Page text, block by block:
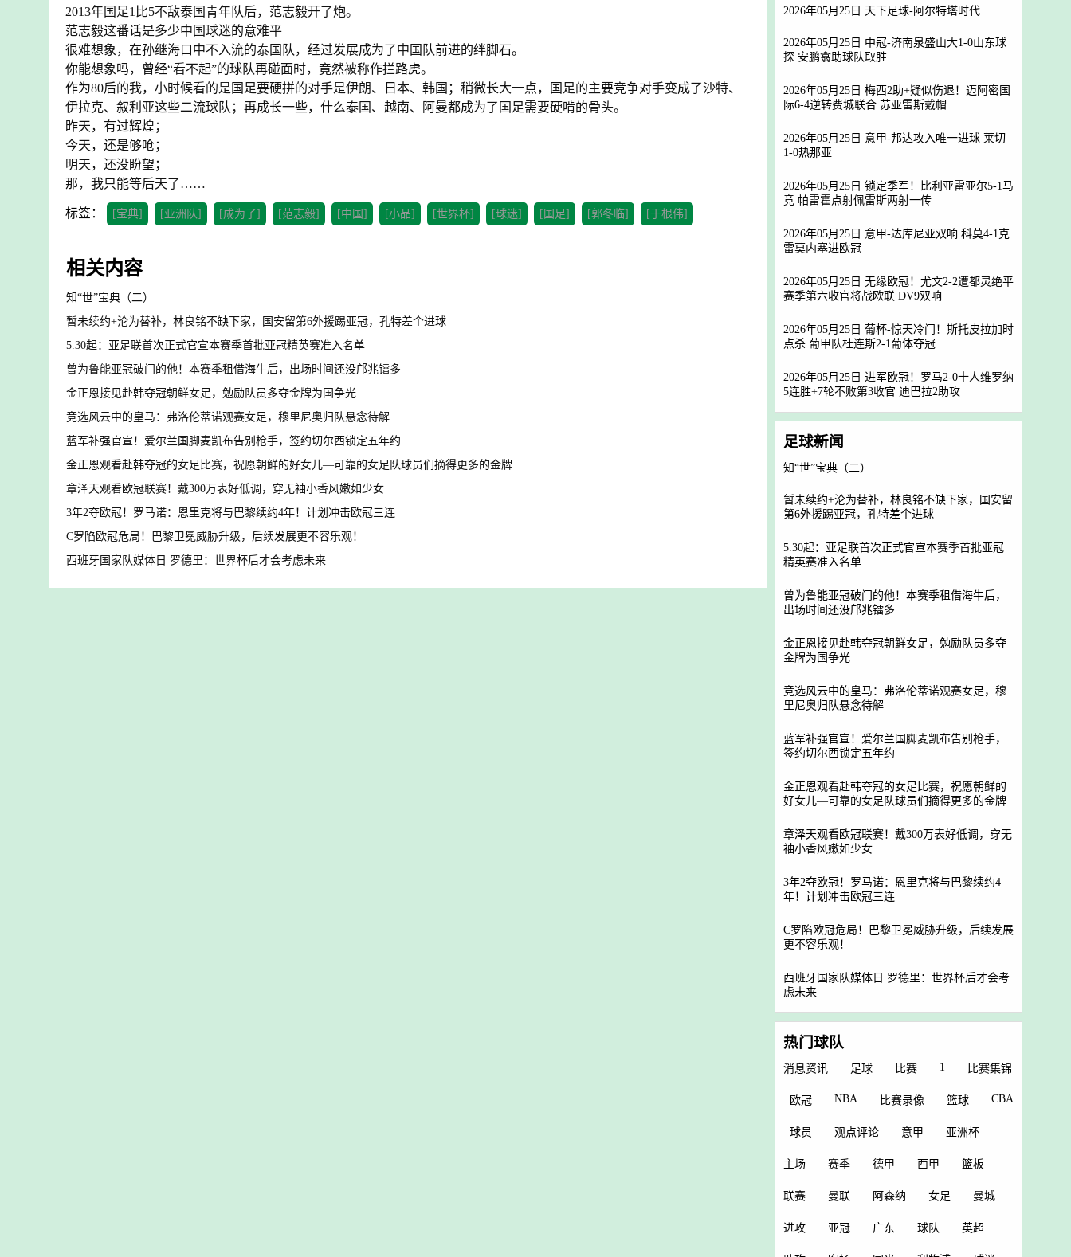
2013年国足1比5不敌泰国青年队后，范志毅开了炮。
范志毅这番话是多少中国球迷的意难平
很难想象，在孙继海口中不入流的泰国队，经过发展成为了中国队前进的绊脚石。
你能想象吗，曾经“看不起”的球队再碰面时，竟然被称作拦路虎。
作为80后的我，小时候看的是国足要硬拼的对手是伊朗、日本、韩国；稍微长大一点，国足的主要竞争对手变成了沙特、
伊拉克、叙利亚这些二流球队；再成长一些，什么泰国、越南、阿曼都成为了国足需要硬啃的骨头。
昨天，有过辉煌；
今天，还是够呛；
明天，还没盼望；
那，我只能等后天了……
标签： [宝典] [亚洲队] [成为了] [范志毅] [中国] [小品] [世界杯] [球迷] [国足] [郭冬临] [于根伟]
相关内容
知“世”宝典（二）
暂未续约+沦为替补，林良铭不缺下家，国安留第6外援踢亚冠，孔特差个进球
5.30起：亚足联首次正式官宣本赛季首批亚冠精英赛准入名单
曾为鲁能亚冠破门的他！本赛季租借海牛后，出场时间还没邝兆镭多
金正恩接见赴韩夺冠朝鲜女足，勉励队员多夺金牌为国争光
竞选风云中的皇马：弗洛伦蒂诺观赛女足，穆里尼奥归队悬念待解
蓝军补强官宣！爱尔兰国脚麦凯布告别枪手，签约切尔西锁定五年约
金正恩观看赴韩夺冠的女足比赛，祝愿朝鲜的好女儿—可靠的女足队球员们摘得更多的金牌
章泽天观看欧冠联赛！戴300万表好低调，穿无袖小香风嫩如少女
3年2夺欧冠！罗马诺：恩里克将与巴黎续约4年！计划冲击欧冠三连
C罗陷欧冠危局！巴黎卫冕威胁升级，后续发展更不容乐观！
西班牙国家队媒体日 罗德里：世界杯后才会考虑未来
2026年05月25日 天下足球-阿尔特塔时代
2026年05月25日 中冠-济南泉盛山大1-0山东球
探 安鹏翕助球队取胜
2026年05月25日 梅西2助+疑似伤退！迈阿密国
际6-4逆转费城联合 苏亚雷斯戴帽
2026年05月25日 意甲-邦达攻入唯一进球 莱切
1-0热那亚
2026年05月25日 锁定季军！比利亚雷亚尔5-1马
竞 帕雷霍点射佩雷斯两射一传
2026年05月25日 意甲-达库尼亚双响 科莫4-1克
雷莫内塞进欧冠
2026年05月25日 无缘欧冠！尤文2-2遭都灵绝平
赛季第六收官将战欧联 DV9双响
2026年05月25日 葡杯-惊天冷门！斯托皮拉加时
点杀 葡甲队杜连斯2-1葡体夺冠
2026年05月25日 进军欧冠！罗马2-0十人维罗纳
5连胜+7轮不败第3收官 迪巴拉2助攻
足球新闻
知“世”宝典（二）
暂未续约+沦为替补，林良铭不缺下家，国安留
第6外援踢亚冠，孔特差个进球
5.30起：亚足联首次正式官宣本赛季首批亚冠
精英赛准入名单
曾为鲁能亚冠破门的他！本赛季租借海牛后，
出场时间还没邝兆镭多
金正恩接见赴韩夺冠朝鲜女足，勉励队员多夺
金牌为国争光
竞选风云中的皇马：弗洛伦蒂诺观赛女足，穆
里尼奥归队悬念待解
蓝军补强官宣！爱尔兰国脚麦凯布告别枪手，
签约切尔西锁定五年约
金正恩观看赴韩夺冠的女足比赛，祝愿朝鲜的
好女儿—可靠的女足队球员们摘得更多的金牌
章泽天观看欧冠联赛！戴300万表好低调，穿无
袖小香风嫩如少女
3年2夺欧冠！罗马诺：恩里克将与巴黎续约4
年！计划冲击欧冠三连
C罗陷欧冠危局！巴黎卫冕威胁升级，后续发展
更不容乐观！
西班牙国家队媒体日 罗德里：世界杯后才会考
虑未来
热门球队
消息资讯 足球 比赛 1 比赛集锦
欧冠 NBA 比赛录像 篮球 CBA
球员 观点评论 意甲 亚洲杯
主场 赛季 德甲 西甲 篮板
联赛 曼联 阿森纳 女足 曼城
进攻 亚冠 广东 球队 英超